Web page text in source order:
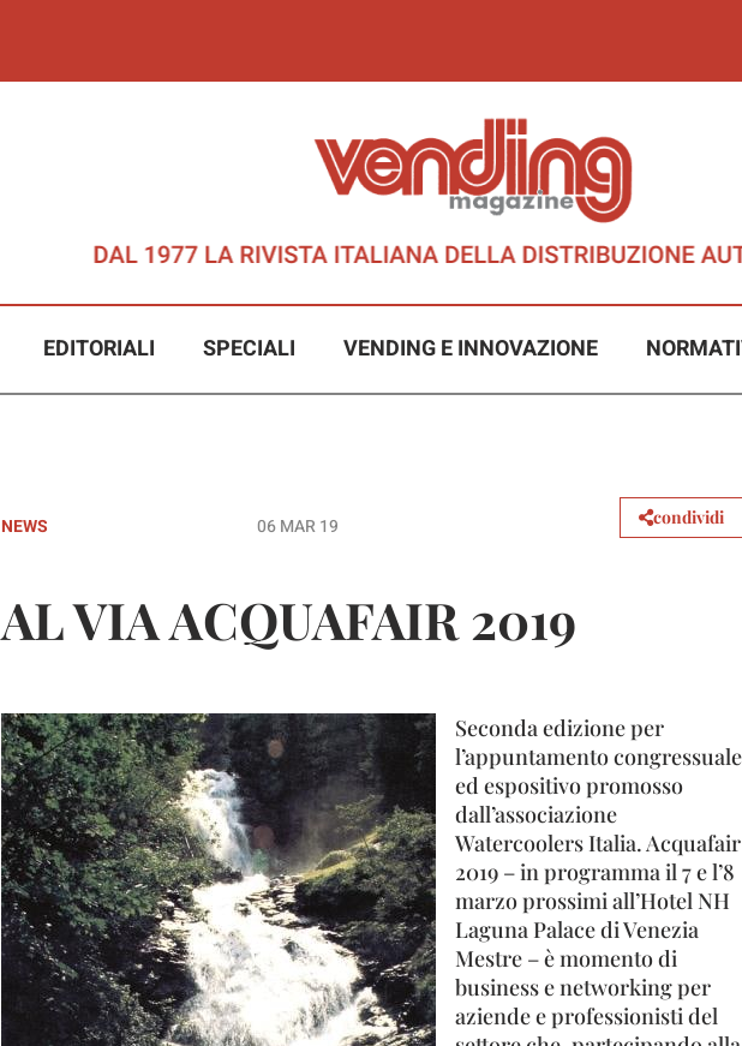
EDITORIALI SPECIALI VENDING E INNOVAZIONE
NEWS 06 MAR 19 condividi
AL VIA ACQUAFAIR 2019
Seconda edizione per
l’appuntamento congressuale
ed espositivo promosso
dall’associazione
Watercoolers Italia. Acquafair
2019 – in programma il 7 e l’8
marzo prossimi all’Hotel NH
Laguna Palace di Venezia
Mestre – è momento di
business e networking per
aziende e professionisti del